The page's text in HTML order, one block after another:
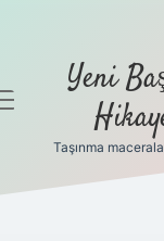
Yeni
Taşınma